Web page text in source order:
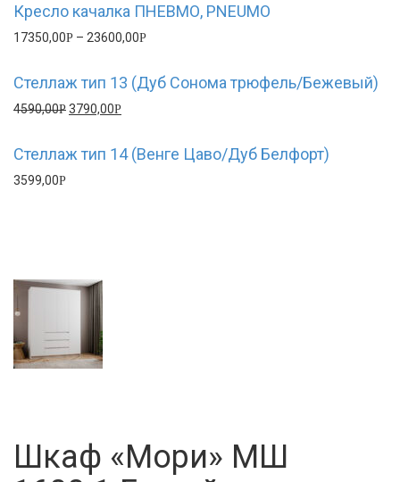
Кресло качалка ПНЕВМО, PNEUMO
17350,00Р – 23600,00Р
Стеллаж тип 13 (Дуб Сонома трюфель/Бежевый)
4590,00Р 3790,00Р
Стеллаж тип 14 (Венге Цаво/Дуб Белфорт)
3599,00Р
Шкаф «Мори» МШ